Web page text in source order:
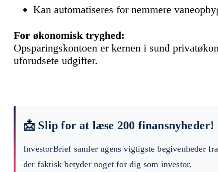
Kan automatiseres for nemmere
For økonomisk tryghed:
Opsparingskontoen er kernen i sund
uforudsete udgifter.
📩 Slip for at læse 200 finansnyheder!
InvestorBrief samler ugens vigtigste begivenheder
der faktisk betyder noget for dig som investor.